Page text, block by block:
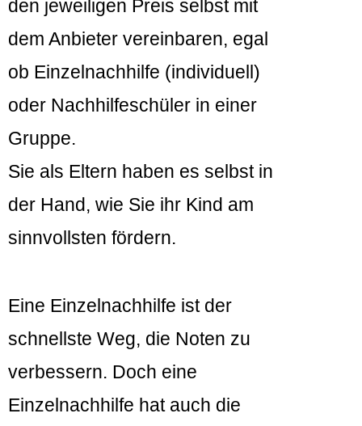
den jeweiligen Preis selbst mit
dem Anbieter vereinbaren, egal
ob Einzelnachhilfe (individuell)
oder Nachhilfeschüler in einer
Gruppe.
Sie als Eltern haben es selbst in
der Hand, wie Sie ihr Kind am
sinnvollsten fördern.
Eine Einzelnachhilfe ist der
schnellste Weg, die Noten zu
verbessern. Doch eine
Einzelnachhilfe hat auch die